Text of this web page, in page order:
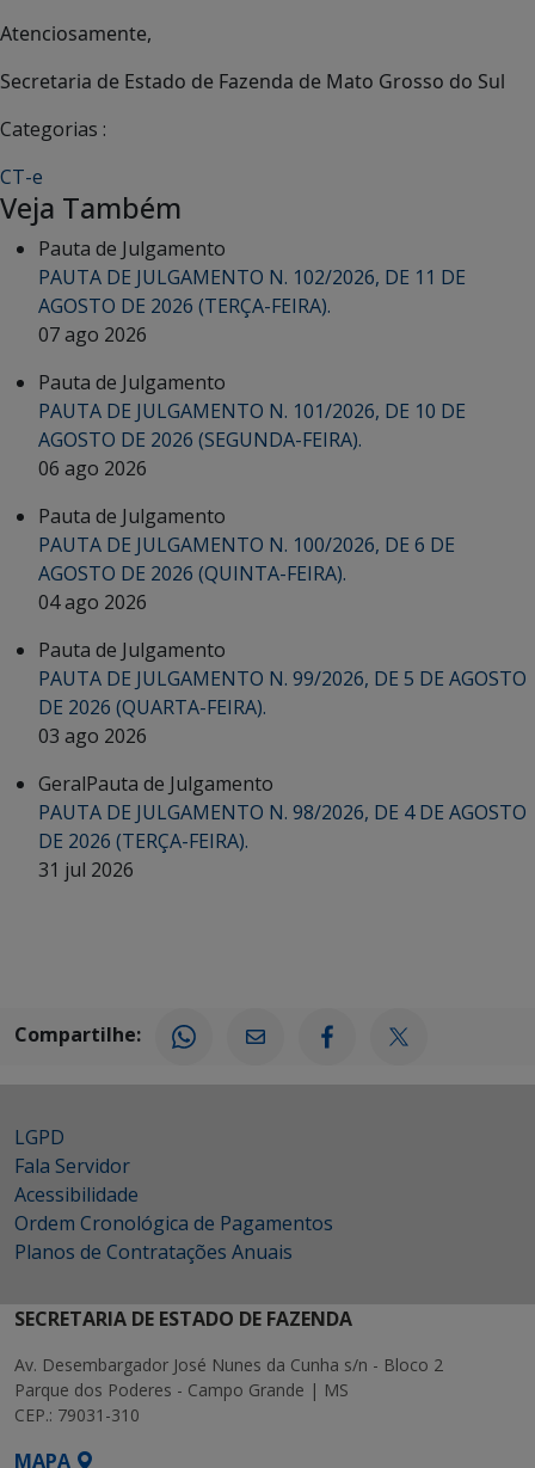
Atenciosamente,
Secretaria de Estado de Fazenda de Mato Grosso do Sul
Categorias :
CT-e
Veja Também
Pauta de Julgamento
PAUTA DE JULGAMENTO N. 102/2026, DE 11 DE
AGOSTO DE 2026 (TERÇA-FEIRA).
07 ago 2026
Pauta de Julgamento
PAUTA DE JULGAMENTO N. 101/2026, DE 10 DE
AGOSTO DE 2026 (SEGUNDA-FEIRA).
06 ago 2026
Pauta de Julgamento
PAUTA DE JULGAMENTO N. 100/2026, DE 6 DE
AGOSTO DE 2026 (QUINTA-FEIRA).
04 ago 2026
Pauta de Julgamento
PAUTA DE JULGAMENTO N. 99/2026, DE 5 DE AGOSTO
DE 2026 (QUARTA-FEIRA).
03 ago 2026
GeralPauta de Julgamento
PAUTA DE JULGAMENTO N. 98/2026, DE 4 DE AGOSTO
DE 2026 (TERÇA-FEIRA).
31 jul 2026
Compartilhe:
LGPD
Fala Servidor
Acessibilidade
Ordem Cronológica de Pagamentos
Planos de Contratações Anuais
SECRETARIA DE ESTADO DE FAZENDA
Av. Desembargador José Nunes da Cunha s/n - Bloco 2
Parque dos Poderes - Campo Grande | MS
CEP.: 79031-310
MAPA